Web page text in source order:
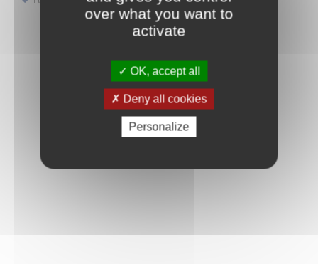
over what you want to
activate
OK, accept all
Deny all cookies
Personalize